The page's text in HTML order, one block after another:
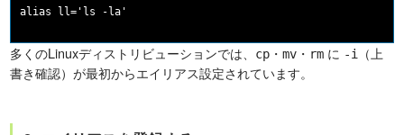
多くのLinuxディストリビューションでは、 cp ・mv ・ rm に -i
（上
書き確認）が最初からエイリアス設定されています。